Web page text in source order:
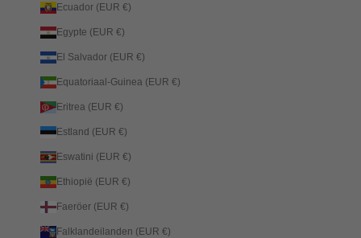
Ecuador (EUR €)
Egypte (EUR €)
El Salvador (EUR €)
Equatoriaal-Guinea (EUR €)
Eritrea (EUR €)
Estland (EUR €)
Eswatini (EUR €)
Ethiopië (EUR €)
Faeröer (EUR €)
Falklandeilanden (EUR €)